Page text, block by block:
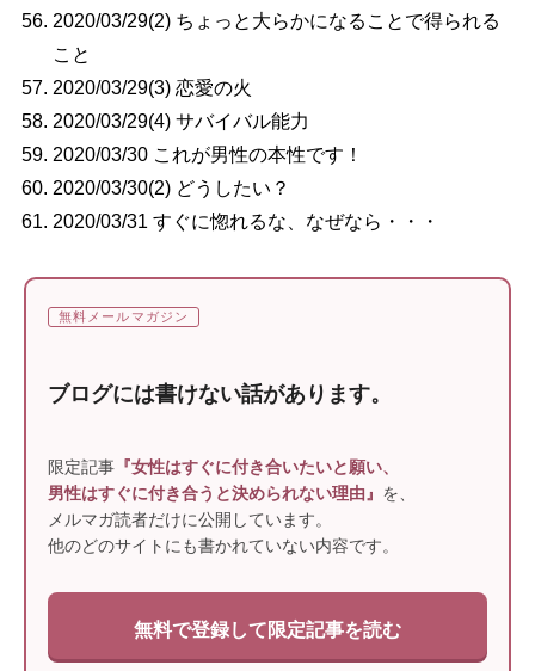
2020/03/29(2) ちょっと大らかになることで得られる
こと
2020/03/29(3) 恋愛の火
2020/03/29(4) サバイバル能力
2020/03/30 これが男性の本性です！
2020/03/30(2) どうしたい？
2020/03/31 すぐに惚れるな、なぜなら・・・
無料メールマガジン
ブログには書けない話があります。
限定記事 『女性はすぐに付き合いたいと願い、
男性はすぐに付き合うと決められない理由』 を、
メルマガ読者だけに公開しています。
他のどのサイトにも書かれていない内容です。
無料で登録して限定記事を読む